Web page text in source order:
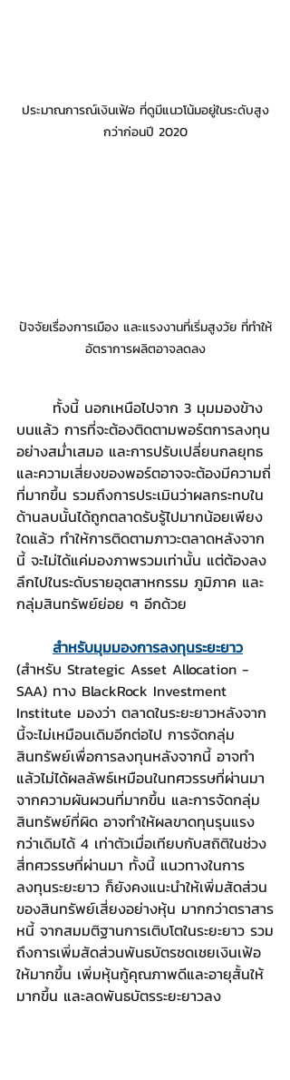
ประมาณการณ์เงินเฟ้อ ที่ดูมีแนวโน้มอยู่ในระดับสูง
กว่าก่อนปี 2020
ปัจจัยเรื่องการเมือง และแรงงานที่เริ่มสูงวัย ที่ทำให้
อัตราการผลิตอาจลดลง
บนแล้ว การที่จะต้องติดตามพอร์ตการลงทุน
อย่างสม่ำเสมอ และการปรับเปลี่ยนกลยุทธ
และความเสี่ยงของพอร์ตอาจจะต้องมีความถี่
ที่มากขึ้น รวมถึงการประเมินว่าผลกระทบใน
ด้านลบนั้นได้ถูกตลาดรับรู้ไปมากน้อยเพียง
ใดแล้ว ทำให้การติดตามภาวะตลาดหลังจาก
นี้ จะไม่ได้แค่มองภาพรวมเท่านั้น แต่ต้องลง
ลึกไปในระดับรายอุตสาหกรรม ภูมิภาค และ
กลุ่มสินทรัพย์ย่อย ๆ อีกด้วย
สำหรับมุมมองการลงทุนระยะยาว
(สำหรับ Strategic Asset Allocation -
SAA) ทาง BlackRock Investment
Institute มองว่า ตลาดในระยะยาวหลังจาก
นี้จะไม่เหมือนเดิมอีกต่อไป การจัดกลุ่ม
สินทรัพย์เพื่อการลงทุนหลังจากนี้ อาจทำ
แล้วไม่ได้ผลลัพธ์เหมือนในทศวรรษที่ผ่านมา
จากความผันผวนที่มากขึ้น และการจัดกลุ่ม
สินทรัพย์ที่ผิด อาจทำให้ผลขาดทุนรุนแรง
กว่าเดิมได้ 4 เท่าตัวเมื่อเทียบกับสถิติในช่วง
สี่ทศวรรษที่ผ่านมา ทั้งนี้ แนวทางในการ
ลงทุนระยะยาว ก็ยังคงแนะนำให้เพิ่มสัดส่วน
ของสินทรัพย์เสี่ยงอย่างหุ้น มากกว่าตราสาร
หนี้ จากสมมติฐานการเติบโตในระยะยาว รวม
ถึงการเพิ่มสัดส่วนพันธบัตรชดเชยเงินเฟ้อ
ให้มากขึ้น เพิ่มหุ้นกู้คุณภาพดีและอายุสั้นให้
มากขึ้น และลดพันธบัตรระยะยาวลง